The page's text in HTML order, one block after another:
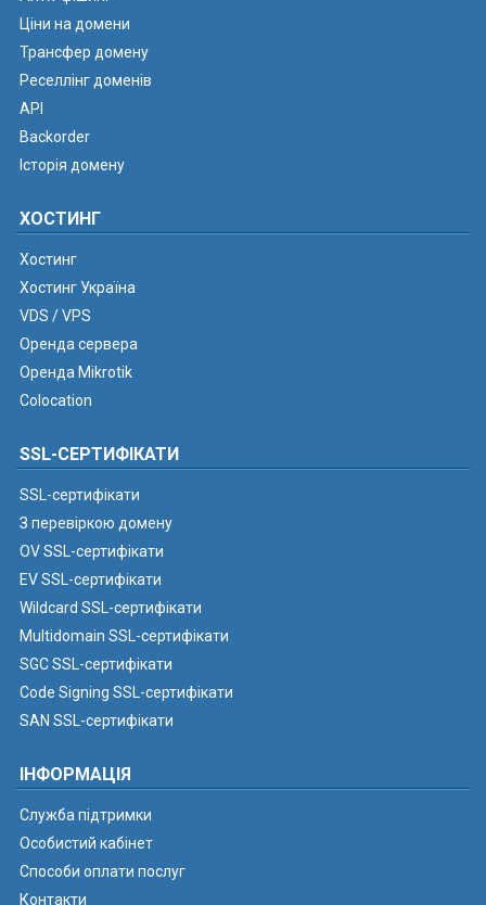
Ціни на домени
Трансфер домену
Реселлінг доменів
API
Backorder
Історія домену
ХОСТИНГ
Хостинг
Хостинг Україна
VDS / VPS
Оренда сервера
Оренда Mikrotik
Colocation
SSL-СЕРТИФІКАТИ
SSL-сертифікати
З перевіркою домену
OV SSL-сертифікати
EV SSL-сертифікати
Wildcard SSL-сертифікати
Multidomain SSL-сертифікати
SGC SSL-сертифікати
Code Signing SSL-сертифікати
SAN SSL-сертифікати
ІНФОРМАЦІЯ
Служба підтримки
Особистий кабінет
Способи оплати послуг
Контакти